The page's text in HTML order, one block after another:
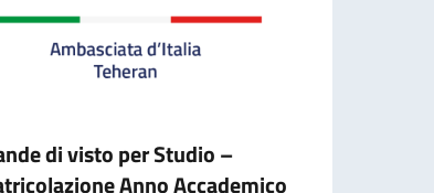
di visto per Studio –
Anno Accademico